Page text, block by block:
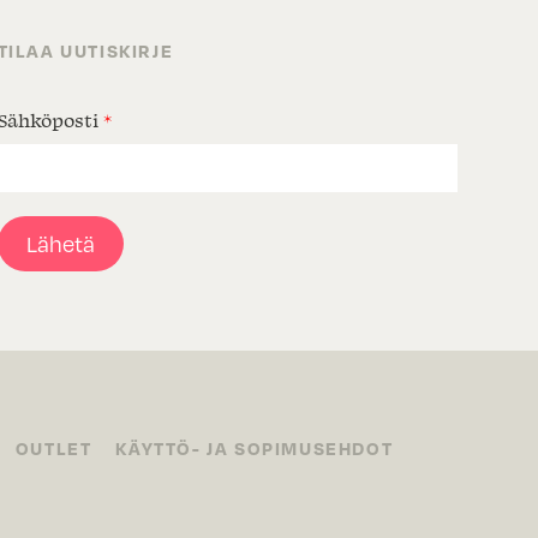
UUTISKIRJE
*
Lähetä
OUTLET KÄYTTÖ- JA SOPIMUSEHDOT